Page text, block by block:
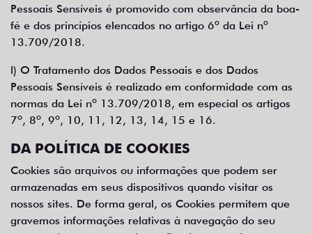
Pessoais Sensíveis é promovido com observância da boa-
fé e dos princípios elencados no artigo 6º da Lei nº
13.709/2018.
l) O Tratamento dos Dados Pessoais e dos Dados
Pessoais Sensíveis é realizado em conformidade com as
normas da Lei nº 13.709/2018, em especial os artigos
7º, 8º, 9º, 10, 11, 12, 13, 14, 15 e 16.
DA POLÍTICA DE COOKIES
Cookies são arquivos ou informações que podem ser
armazenadas em seus dispositivos quando visitar os
nossos sites. De forma geral, os Cookies permitem que
gravemos informações relativas à navegação do seu